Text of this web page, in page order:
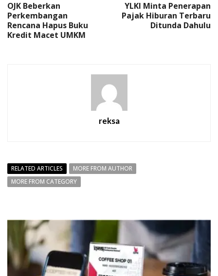
OJK Beberkan
Perkembangan
Rencana Hapus Buku
Kredit Macet UMKM
YLKI Minta Penerapan
Pajak Hiburan Terbaru
Ditunda Dahulu
reksa
RELATED ARTICLES
MORE FROM AUTHOR
MORE FROM CATEGORY